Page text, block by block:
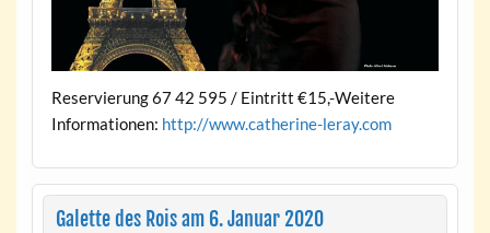
Reservierung 67 42 595 / Eintritt €15,-Weitere
Informationen: http://www.catherine-leray.com
Galette des Rois am 6. Januar 2020